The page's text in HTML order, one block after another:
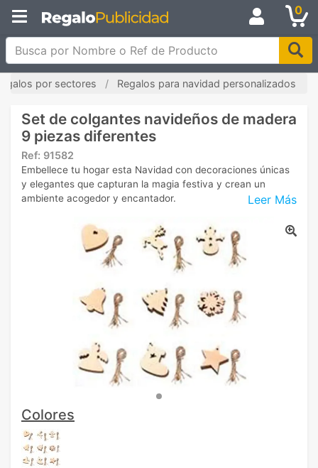
0
Busca por Nombre o Ref de Producto
por sectores Regalos para navidad personalizados
Set de colgantes navideños de madera
9 piezas diferentes
Ref: 91582
Leer Más
Embellece tu hogar esta Navidad con decoraciones únicas
y elegantes que capturan la magia festiva y crean un
ambiente acogedor y encantador.
Colores